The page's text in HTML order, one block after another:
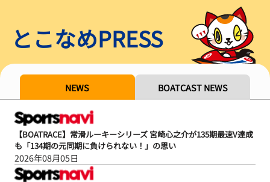
とこなめPRESS
NEWS BOATCAST NEWS
【BOATRACE】常滑ルーキーシリーズ 宮崎心之介が135期最速V達成
も「134期の元同期に負けられない！」の思い
2026年08月05日